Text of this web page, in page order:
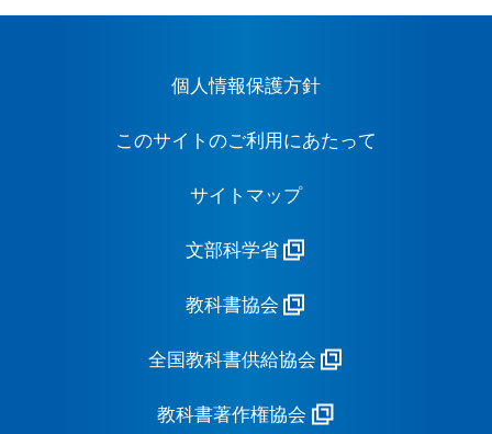
個人情報保護方針
このサイトのご利用にあたって
サイトマップ
文部科学省
教科書協会
全国教科書供給協会
教科書著作権協会